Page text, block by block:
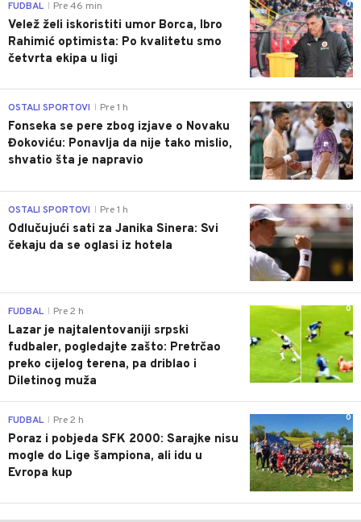
0
FUDBAL Pre 46 min
Velež želi iskoristiti umor Borca, Ibro
Rahimić optimista: Po kvalitetu smo
četvrta ekipa u ligi
0
OSTALI SPORTOVI Pre 1 h
Fonseka se pere zbog izjave o Novaku
Đokoviću: Ponavlja da nije tako mislio,
shvatio šta je napravio
0
OSTALI SPORTOVI Pre 1 h
Odlučujući sati za Janika Sinera: Svi
čekaju da se oglasi iz hotela
0
FUDBAL Pre 2 h
Lazar je najtalentovaniji srpski
fudbaler, pogledajte zašto: Pretrčao
preko cijelog terena, pa driblao i
Diletinog muža
0
FUDBAL Pre 2 h
Poraz i pobjeda SFK 2000: Sarajke nisu
mogle do Lige šampiona, ali idu u
Evropa kup